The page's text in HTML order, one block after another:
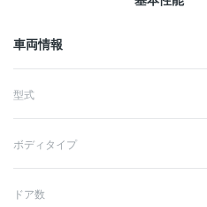
車両情報
型式
ボディタイプ
ドア数